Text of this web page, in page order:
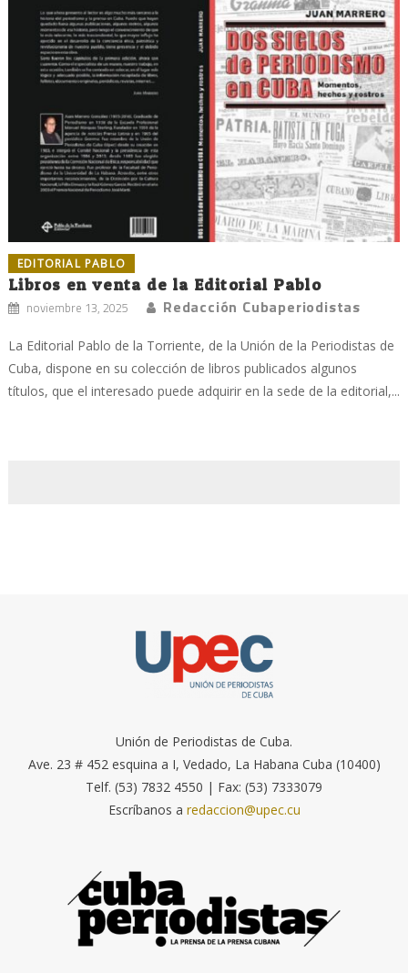
EDITORIAL PABLO
Libros en venta de la Editorial Pablo
noviembre 13, 2025 Redacción Cubaperiodistas
La Editorial Pablo de la Torriente, de la Unión de la Periodistas de
Cuba, dispone en su colección de libros publicados algunos
títulos, que el interesado puede adquirir en la sede de la editorial,...
Unión de Periodistas de Cuba.
Ave. 23 # 452 esquina a I, Vedado, La Habana Cuba (10400)
Telf. (53) 7832 4550 | Fax: (53) 7333079
Escríbanos a redaccion@upec.cu